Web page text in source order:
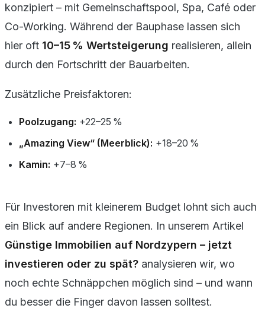
konzipiert – mit Gemeinschaftspool, Spa, Café oder
Co-Working. Während der Bauphase lassen sich
hier oft 10–15 % Wertsteigerung realisieren, allein
durch den Fortschritt der Bauarbeiten.
Zusätzliche Preisfaktoren:
Poolzugang: +22–25 %
„Amazing View“ (Meerblick): +18–20 %
Kamin: +7–8 %
Für Investoren mit kleinerem Budget lohnt sich auch
ein Blick auf andere Regionen. In unserem Artikel
Günstige Immobilien auf Nordzypern – jetzt
investieren oder zu spät? analysieren wir, wo
noch echte Schnäppchen möglich sind – und wann
du besser die Finger davon lassen solltest.